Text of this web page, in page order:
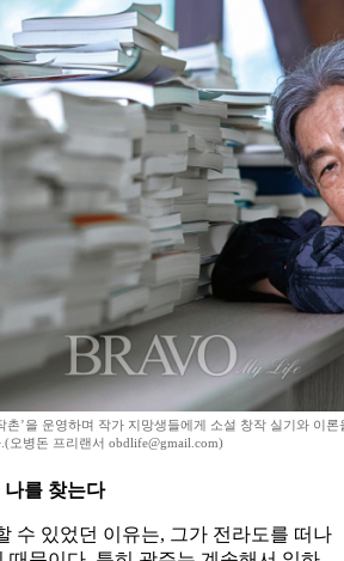
촌’을 운영하며 작가 지망생들에게 소설 창작 실기와 이
오병돈 프리랜서 obdlife@gmail.com)
나를 찾는다
수 있었던 이유는, 그가 전라도를 떠나